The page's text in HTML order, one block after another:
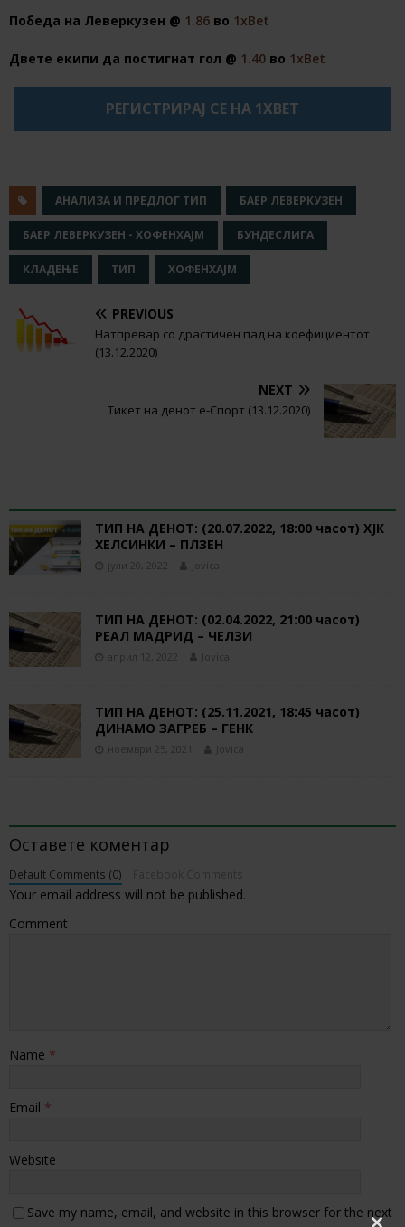
Победа на Леверкузен @ 1.86 во 1хBet
Двете екипи да постигнат гол @ 1.40 во 1хBet
РЕГИСТРИРАЈ СЕ НА 1XBET
АНАЛИЗА И ПРЕДЛОГ ТИП БАЕР ЛЕВЕРКУЗЕН
БАЕР ЛЕВЕРКУЗЕН - ХОФЕНХАЈМ БУНДЕСЛИГА
КЛАДЕЊЕ ТИП ХОФЕНХАЈМ
PREVIOUS
Натпревар со драстичен пад на коефициентот
(13.12.2020)
NEXT
Тикет на денот е-Спорт (13.12.2020)
ТИП НА ДЕНОТ: (20.07.2022, 18:00 часот) ХЈК
ХЕЛСИНКИ – ПЛЗЕН
јули 20, 2022 Jovica
ТИП НА ДЕНОТ: (02.04.2022, 21:00 часот)
РЕАЛ МАДРИД – ЧЕЛЗИ
април 12, 2022 Jovica
ТИП НА ДЕНОТ: (25.11.2021, 18:45 часот)
ДИНАМО ЗАГРЕБ – ГЕНК
ноември 25, 2021 Jovica
Оставете коментар
Default Comments (0)
Your email address will not be published.
Comment
Name *
Email *
Website
Save my name, email, and website in this browser for the next